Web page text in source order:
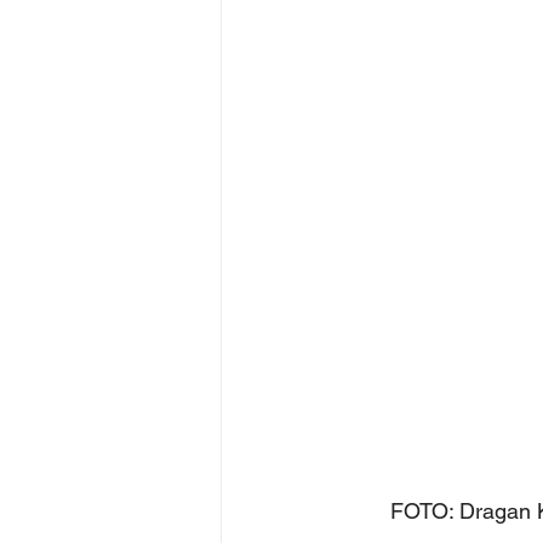
FOTO: Dragan